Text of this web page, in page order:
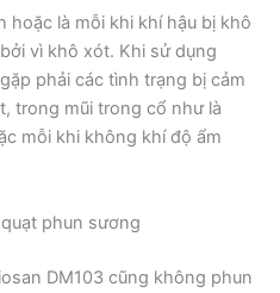
hoặc là mỗi khi khí hậu bị khô
vì khô xót. Khi sử dụng
phải các tình trạng bị cảm
trong mũi trong cổ như là
mỗi khi không khí độ ẩm
phun sương
DM103 cũng không phun